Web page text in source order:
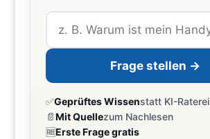
Frage stellen →
✅Geprüftes Wissenstatt KI-Raterei
📄Mit Quellezum Nachlesen
🆓Erste Frage gratis